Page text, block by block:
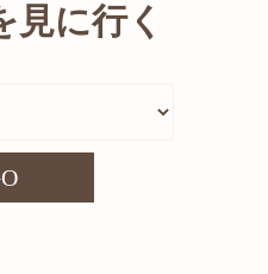
見に行く